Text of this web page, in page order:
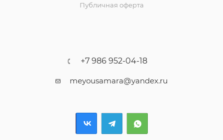
Публичная оферта
+7 986 952-04-18
meyousamara@yandex.ru